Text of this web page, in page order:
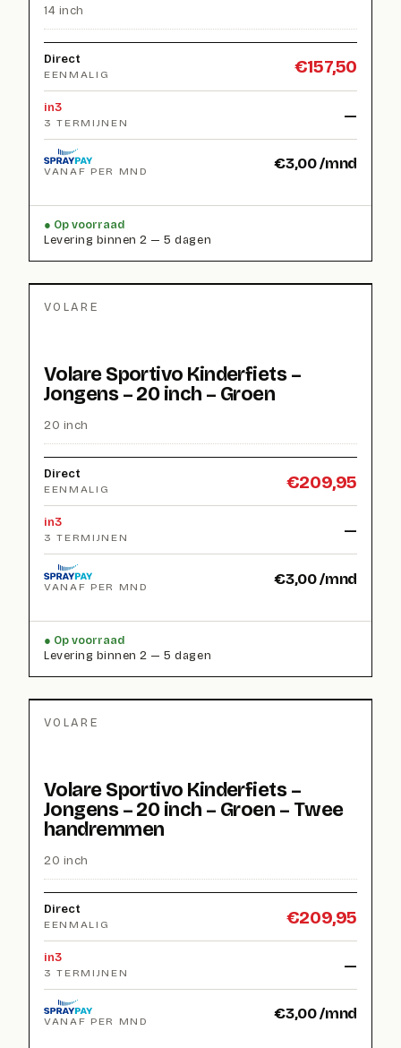
14 inch
Direct
EENMALIG €157,50
in3
3 TERMIJNEN —
VANAF PER MND €3,00/mnd
Op voorraad
Levering binnen 2 — 5 dagen
VOLARE
Volare Sportivo Kinderfiets –
Jongens – 20 inch – Groen
20 inch
Direct
EENMALIG €209,95
in3
3 TERMIJNEN —
VANAF PER MND €3,00/mnd
Op voorraad
Levering binnen 2 — 5 dagen
VOLARE
Volare Sportivo Kinderfiets –
Jongens – 20 inch – Groen – Twee
handremmen
20 inch
Direct
EENMALIG €209,95
in3
3 TERMIJNEN —
VANAF PER MND €3,00/mnd